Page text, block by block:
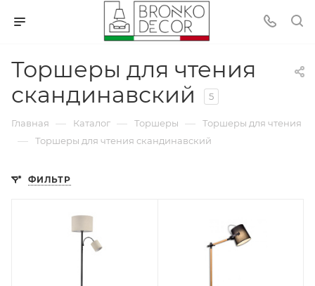
Торшеры для чтения
скандинавский
5
Главная — Каталог — Торшеры — Торшеры для чтения
— Торшеры для чтения скандинавский
ФИЛЬТР